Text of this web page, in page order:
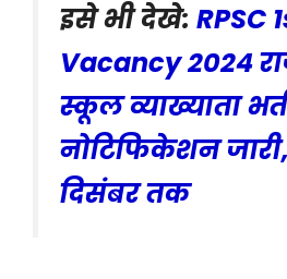
इसे भी देखे: RPSC
Vacancy 2024
स्कूल व्याख्याता
नोटिफिकेशन
दिसंबर तक